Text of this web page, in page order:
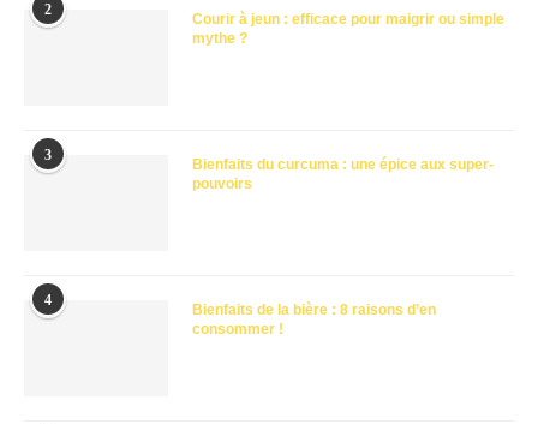
2
Courir à jeun : efficace pour maigrir ou simple
mythe ?
3
Bienfaits du curcuma : une épice aux super-
pouvoirs
4
Bienfaits de la bière : 8 raisons d’en
consommer !